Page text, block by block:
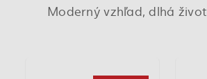
Moderný vzhľad, dlhá